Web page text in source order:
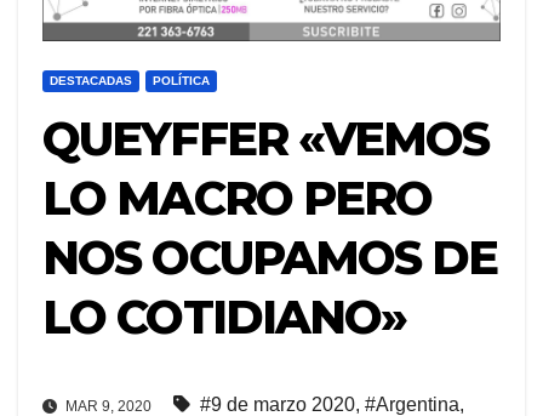
DESTACADAS POLÍTICA
QUEYFFER «VEMOS
LO MACRO PERO
NOS OCUPAMOS DE
LO COTIDIANO»
MAR 9, 2020 #9 de marzo 2020, #Argentina,